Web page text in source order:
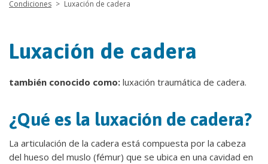
Condiciones > Luxación de cadera
Luxación de cadera
también conocido como: luxación traumática de cadera.
¿Qué es la luxación de cadera?
La articulación de la cadera está compuesta por la cabeza
del hueso del muslo (fémur) que se ubica en una cavidad en